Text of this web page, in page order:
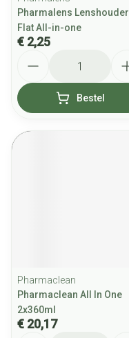
Pharmalens Lenshouder
Flat All-in-one
€ 2,25
Bestel
Pharmaclean
Pharmaclean All In One
2x360ml
€ 20,17